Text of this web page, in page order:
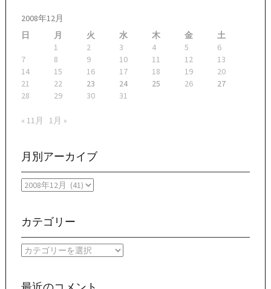
2008年12月
日
月 火 水 木 金
土
1
2 3 4 5
6
7
8 9 10 11 12
13
14
15 16 17 18 19
20
21
22 23 24 25 26
27
28
29 30 31
« 11月 1月 »
月別アーカイブ
月
ー
イ
ブ
カテゴリー
カ
リ